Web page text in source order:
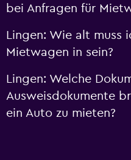
bei Anfragen für
Lingen: Wie alt muss
Mietwagen in sein?
Lingen: Welche
Ausweisdokumente
ein Auto zu mieten?